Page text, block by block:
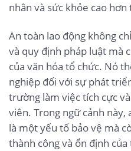
nhân và sức khỏe cao
An toàn lao động không
và quy định pháp luật mà
của văn hóa tổ chức. Nó
nghiệp đối với sự phát
trường làm việc tích cực
viên. Trong ngữ cảnh này,
là một yếu tố bảo vệ mà
thành công và ổn định của